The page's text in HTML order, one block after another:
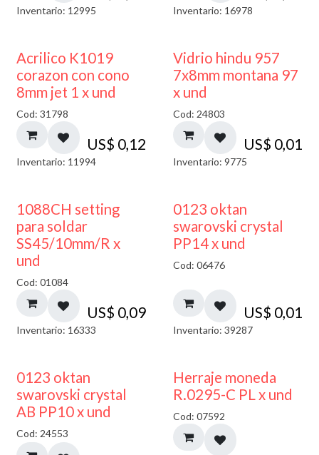
Inventario: 12995 Inventario: 16978
Acrilico K1019
corazon con cono
8mm jet 1 x und
Cod: 31798
US$ 0,12
Inventario: 11994
40% DESCUENTO
Vidrio hindu 957
7x8mm montana 97
x und
Cod: 24803
US$ 0,01
Inventario: 9775
1088CH setting
para soldar
SS45/10mm/R x
und
Cod: 01084
US$ 0,09
Inventario: 16333
0123 oktan
swarovski crystal
PP14 x und
Cod: 06476
US$ 0,01
Inventario: 39287
0123 oktan
swarovski crystal
AB PP10 x und
Cod: 24553 50% DESCUENTO
Herraje moneda
R.0295-C PL x und
Cod: 07592